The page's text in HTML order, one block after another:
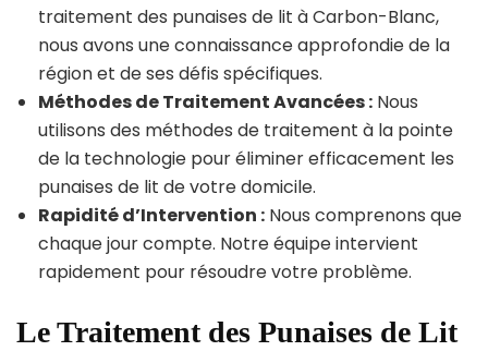
traitement des punaises de lit à Carbon-Blanc,
nous avons une connaissance approfondie de la
région et de ses défis spécifiques.
Méthodes de Traitement Avancées : Nous
utilisons des méthodes de traitement à la pointe
de la technologie pour éliminer efficacement les
punaises de lit de votre domicile.
Rapidité d’Intervention : Nous comprenons que
chaque jour compte. Notre équipe intervient
rapidement pour résoudre votre problème.
Le Traitement des Punaises de Lit